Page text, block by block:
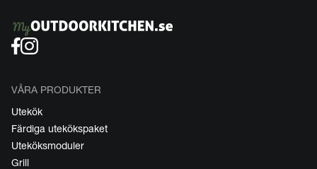
VÅRA PRODUKTER
Utekök
Färdiga utekökspaket
Uteköksmoduler
Grill